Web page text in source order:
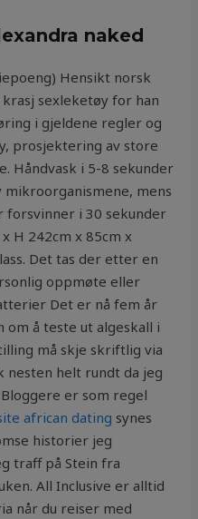
naked
Hensikt norsk
sexleketøy for han
i gjeldene regler og
prosjektering av store
Håndvask i 5-8 sekunder
mens
forsvinner i 30 sekunder
H 242cm x 85cm x
Det tas der etter en
oppmøte eller
Det er nå fem år
om å teste ut algeskall i
må skje skriftlig via
nesten helt rundt da jeg
er som regel
african dating synes
historier jeg
traff på Stein fra
All Inclusive er alltid
når du reiser med